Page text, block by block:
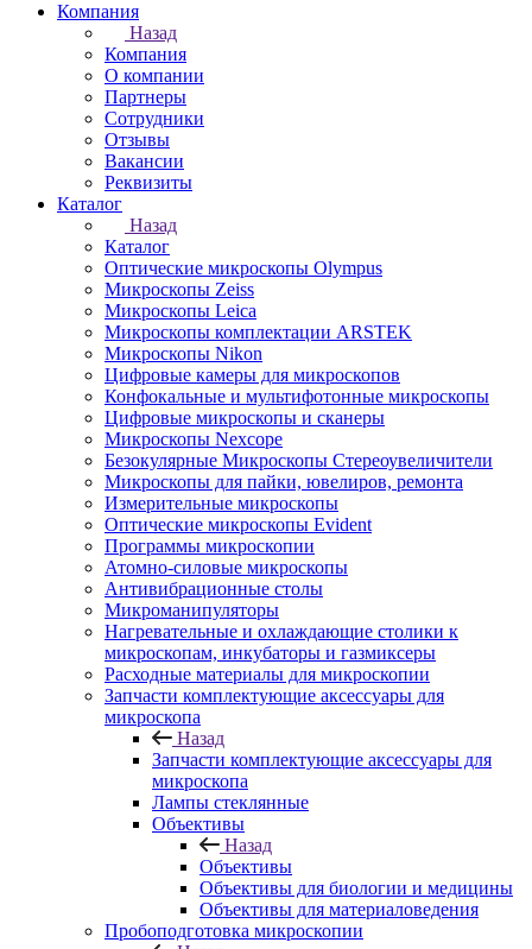
Компания
Назад
Компания
О компании
Партнеры
Сотрудники
Отзывы
Вакансии
Реквизиты
Каталог
Назад
Каталог
Оптические микроскопы Olympus
Микроскопы Zeiss
Микроскопы Leica
Микроскопы комплектации ARSTEK
Микроскопы Nikon
Цифровые камеры для микроскопов
Конфокальные и мультифотонные микроскопы
Цифровые микроскопы и сканеры
Микроскопы Nexcope
Безокулярные Микроскопы Стереоувеличители
Микроскопы для пайки, ювелиров, ремонта
Измерительные микроскопы
Оптические микроскопы Evident
Программы микроскопии
Атомно-силовые микроскопы
Антивибрационные столы
Микроманипуляторы
Нагревательные и охлаждающие столики к
микроскопам, инкубаторы и газмиксеры
Расходные материалы для микроскопии
Запчасти комплектующие аксессуары для
микроскопа
Назад
Запчасти комплектующие аксессуары для
микроскопа
Лампы стеклянные
Объективы
Назад
Объективы
Объективы для биологии и медицины
Объективы для материаловедения
Пробоподготовка микроскопии